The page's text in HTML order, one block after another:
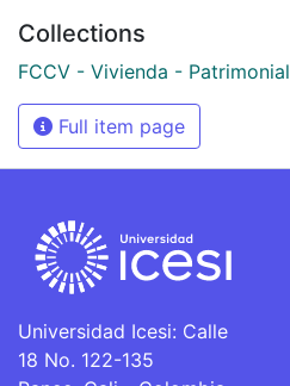
Collections
FCCV - Vivienda - Patrimonial
Full item page
Universidad Icesi: Calle
18 No. 122-135